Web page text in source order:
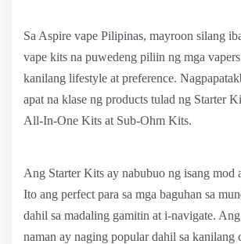
Sa Aspire vape Pilipinas, mayroon silang
vape kits na puwedeng piliin ng mga vapers
kanilang lifestyle at preference.
apat na klase ng products tulad ng Starter
All-In-One Kits at Sub-Ohm Kits.
Ang Starter Kits ay nabubuo ng isang mod
Ito ang perfect para sa mga baguhan sa
dahil sa madaling gamitin at i-navigate.
naman ay naging popular dahil sa kanilang